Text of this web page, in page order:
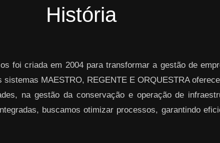
História
foi criada em 2004 para transformar a gestão de
MAESTRO, REGENTE E ORQUESTRA
na gestão da conservação e operação de
buscamos otimizar processos, garantindo